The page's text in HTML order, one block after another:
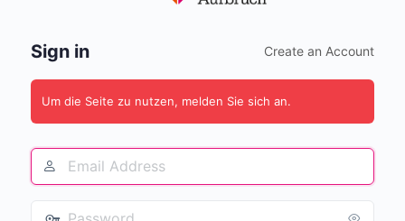
Sign in Create an Account
Um die Seite zu nutzen, melden Sie sich an.